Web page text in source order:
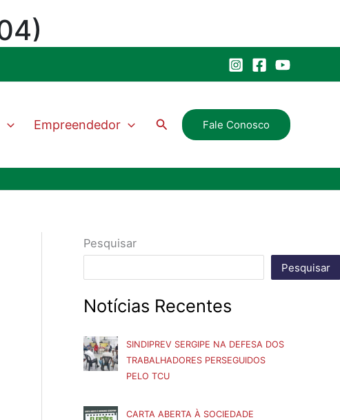
Empreendedor PesquisarFale Conosco
Pesquisar
Pesquisar
Notícias Recentes
SINDIPREV SERGIPE NA DEFESA DOS
TRABALHADORES PERSEGUIDOS
PELO TCU
CARTA ABERTA À SOCIEDADE